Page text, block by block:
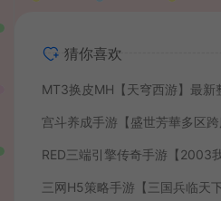
猜你喜欢